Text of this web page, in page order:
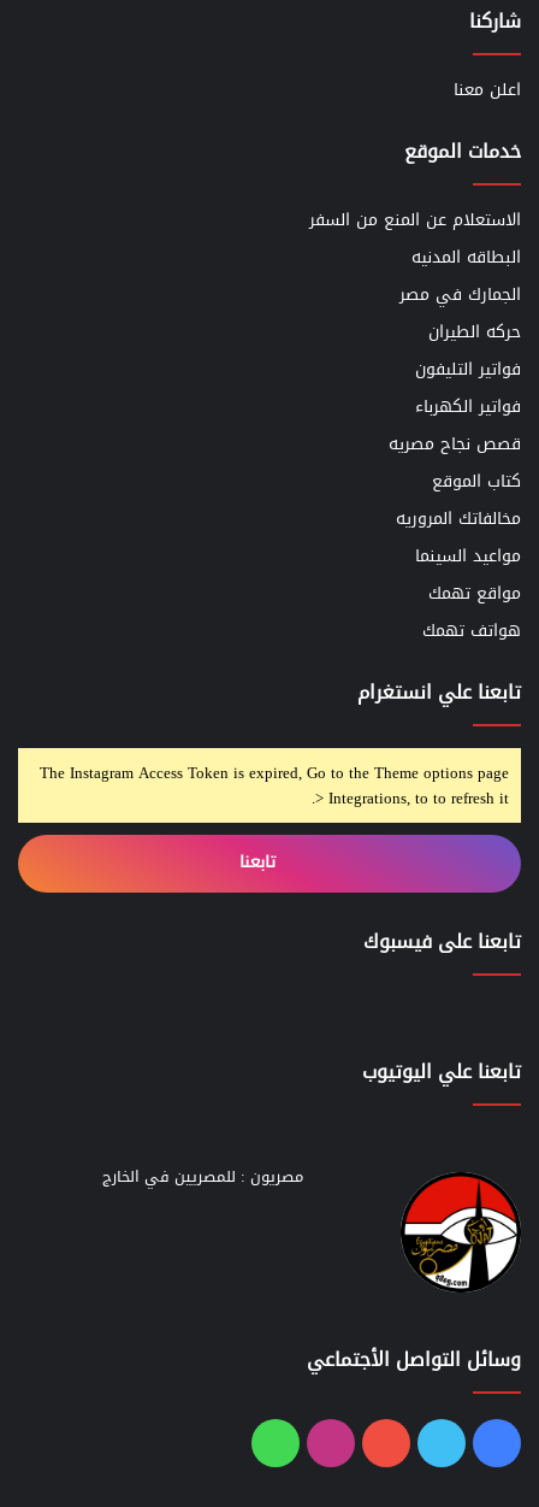
شاركنا
اعلن معنا
خدمات الموقع
الاستعلام عن المنع من السفر
البطاقه المدنيه
الجمارك في مصر
حركه الطيران
فواتير التليفون
فواتير الكهرباء
قصص نجاح مصريه
كتاب الموقع
مخالفاتك المروريه
مواعيد السينما
مواقع تهمك
هواتف تهمك
تابعنا علي انستغرام
The Instagram Access Token is expired, Go to the Theme options page
> Integrations, to to refresh it.
تابعنا
تابعنا على فيسبوك
تابعنا علي اليوتيوب
مصريون : للمصريين في الخارج
وسائل التواصل الأجتماعي
فيسبوك
تويتر يوتيوبانستقرامواتساب